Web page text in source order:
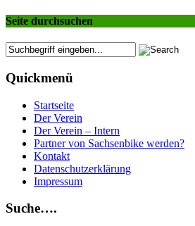
Seite durchsuchen
Quickmenü
Startseite
Der Verein
Der Verein – Intern
Partner von Sachsenbike werden?
Kontakt
Datenschutzerklärung
Impressum
Suche….